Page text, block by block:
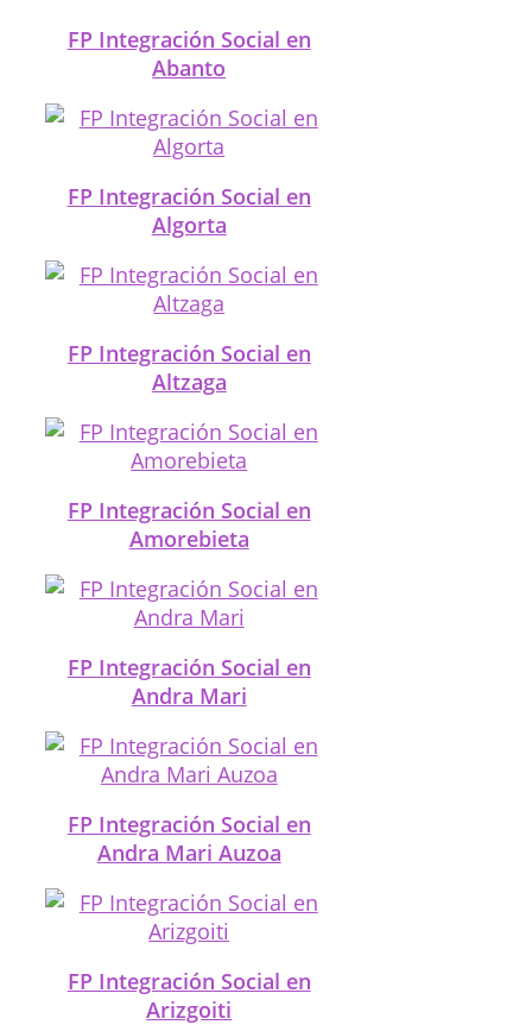
FP Integración Social en
Abanto
FP Integración Social en
Algorta
FP Integración Social en
Altzaga
FP Integración Social en
Amorebieta
FP Integración Social en
Andra Mari
FP Integración Social en
Andra Mari Auzoa
FP Integración Social en
Arizgoiti